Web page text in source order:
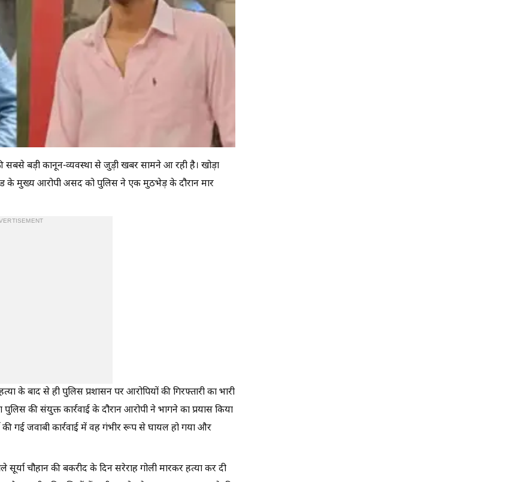
सबसे बड़ी कानून-व्यवस्था से जुड़ी खबर सामने आ रही है। खोड़ा
के मुख्य आरोपी असद को पुलिस ने एक मुठभेड़ के दौरान मार
के बाद से ही पुलिस प्रशासन पर आरोपियों की गिरफ्तारी का भारी
की संयुक्त कार्रवाई के दौरान आरोपी ने भागने का प्रयास किया
गई जवाबी कार्रवाई में वह गंभीर रूप से घायल हो गया और
चौहान की बकरीद के दिन सरेराह गोली मारकर हत्या कर दी